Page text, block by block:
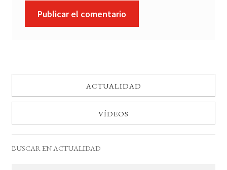
ACTUALIDAD
VÍDEOS
BUSCAR EN ACTUALIDAD